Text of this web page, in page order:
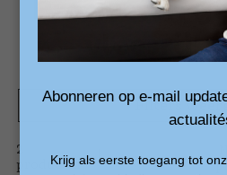
Filters
2
producten
op
Abonneren op e-mail
Krijg als eerste toegang tot